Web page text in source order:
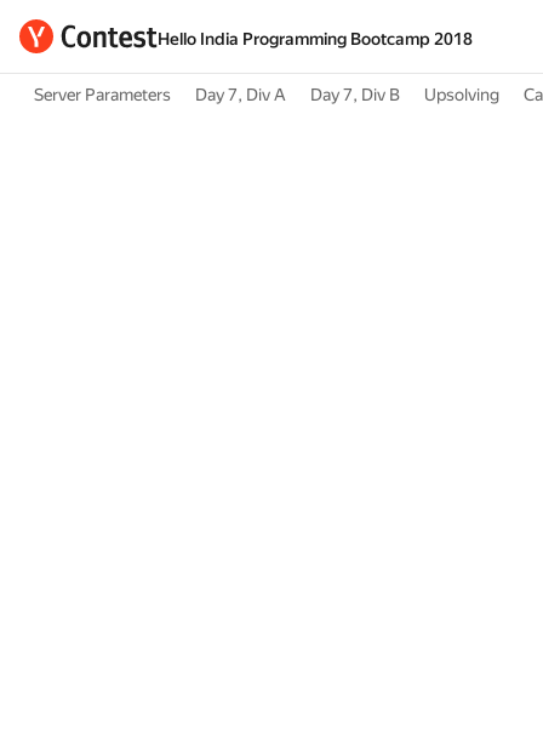
Hello India Programming Bootcamp 2018
Server Parameters Day 7, Div A Day 7, Div B Upsolving